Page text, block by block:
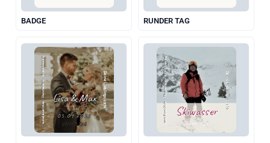
BADGE RUNDER TAG
www.likoer24.de  ·  Flurstraße 6  ·  85354 Freising Lisa & Max
05.09.2025
UNSER TAG
Deine Lieblingssorte www.likoer24.de  ·  Flurstraße 6  ·  85354 Freising Deine Lieblingssorte
Skiwasser
Sölden 2027